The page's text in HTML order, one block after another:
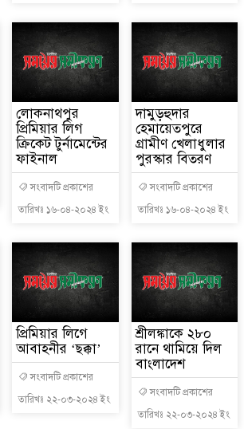
লোকনাথপুর
প্রিমিয়ার লিগ
ক্রিকেট টুর্নামেন্টের
ফাইনাল
সংবাদটি প্রকাশের
তারিখঃ ১৬-০৪-২০২৪ ইং
দামুড়হুদার
হেমায়েতপুরে
গ্রামীণ খেলাধুলার
পুরস্কার বিতরণ
সংবাদটি প্রকাশের
তারিখঃ ১৬-০৪-২০২৪ ইং
প্রিমিয়ার লিগে
আবাহনীর ‘ছক্কা’
সংবাদটি প্রকাশের
তারিখঃ ২২-০৩-২০২৪ ইং
শ্রীলঙ্কাকে ২৮০
রানে থামিয়ে দিল
বাংলাদেশ
সংবাদটি প্রকাশের
তারিখঃ ২২-০৩-২০২৪ ইং